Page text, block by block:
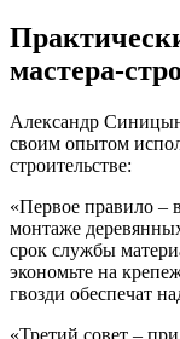
мастера-
Александр
своим опытом
строительстве:
«Первое правило –
монтаже
срок службы
экономьте на
гвозди обеспечат
«Третий совет –